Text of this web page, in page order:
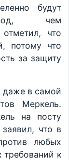
будут
чем
что
потому что
за защиту
даже в самой
Меркель.
на посту
что в
любых
к